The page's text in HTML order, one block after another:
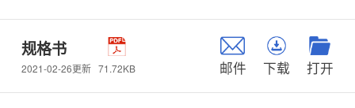
规格书
2021-02-26更新 71.72KB 邮件 下载 打开